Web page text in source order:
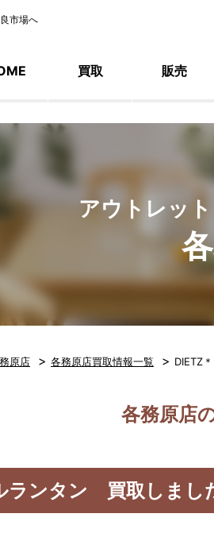
市場へ
買取 販売
アウトレッ
原店 > 各務原店買取情報一覧 > DIETZ
各務原店
ランタン 買取しまし